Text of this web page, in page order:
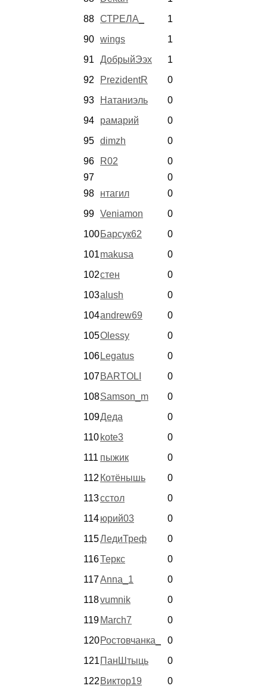
88 СТРЕЛА_
1
90 wings
1
91
ДобрыйЭэх
1
92
PrezidentR
0
93
Натаниэль
0
94
рамарий
0
95 dimzh
0
96
R02
0
97
0
98
нтагил
0
99 Veniamon
0
100Барсук62
0
101makusa
0
102стен
0
103alush
0
104andrew69
0
105Olessy
0
106 Legatus
0
107BARTOLI
0
108Samson_m
0
109Деда
0
110 kote3
0
111 пыжик
0
112 Котёнышь
0
113сстол
0
114юрий03
0
115ЛедиТреф
0
116Теркс
0
117Anna_1
0
118vumnik
0
119 March7
0
120Ростовчанка_
0
121 ПанШтыць
0
122 Виктор19
0